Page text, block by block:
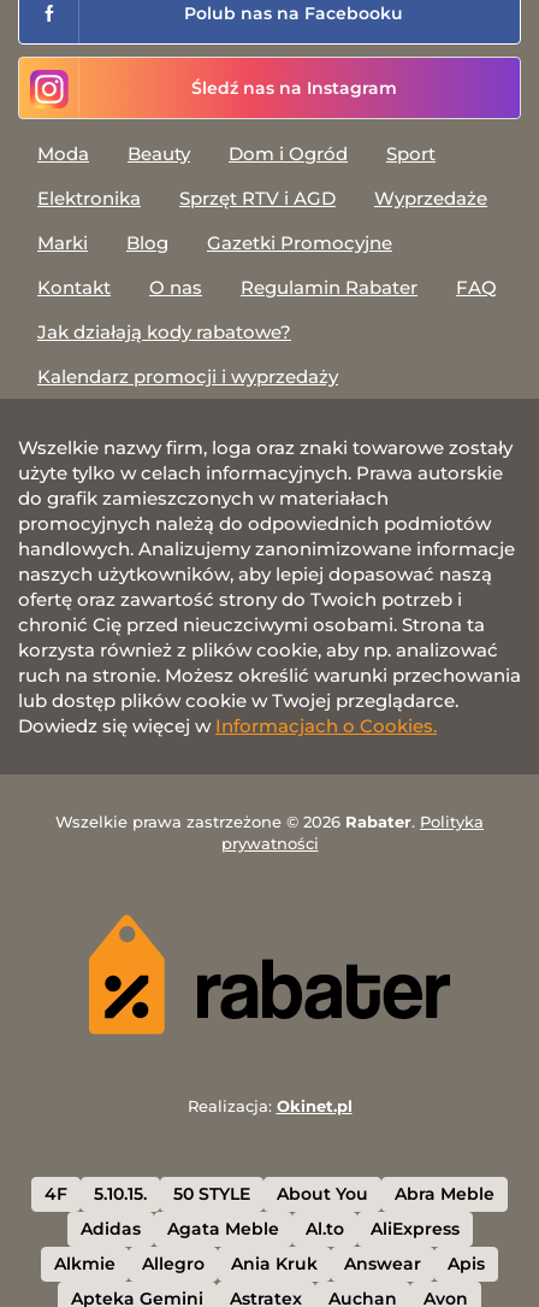
Polub nas na Facebooku
Śledź nas na Instagram
Moda Beauty Dom i Ogród
Sport
Elektronika
Sprzęt RTV i AGD
Wyprzedaże
Marki
Blog
Gazetki Promocyjne
Kontakt
O nas Regulamin Rabater
FAQ
Jak działają kody rabatowe?
Kalendarz promocji i wyprzedaży
Wszelkie nazwy firm, loga oraz znaki towarowe zostały
użyte tylko w celach informacyjnych. Prawa autorskie
do grafik zamieszczonych w materiałach
promocyjnych należą do odpowiednich podmiotów
handlowych. Analizujemy zanonimizowane informacje
naszych użytkowników, aby lepiej dopasować naszą
ofertę oraz zawartość strony do Twoich potrzeb i
chronić Cię przed nieuczciwymi osobami. Strona ta
korzysta również z plików cookie, aby np. analizować
ruch na stronie. Możesz określić warunki przechowania
lub dostęp plików cookie w Twojej przeglądarce.
Dowiedz się więcej w Informacjach o Cookies.
Wszelkie prawa zastrzeżone © 2026 Rabater. Polityka
prywatności
Realizacja: Okinet.pl
4F 5.10.15. 50 STYLE About You
Abra Meble
Adidas
Agata Meble Al.to
AliExpress
Alkmie
Allegro Ania Kruk Answear
Apis
Apteka Gemini
Astratex Auchan Avon